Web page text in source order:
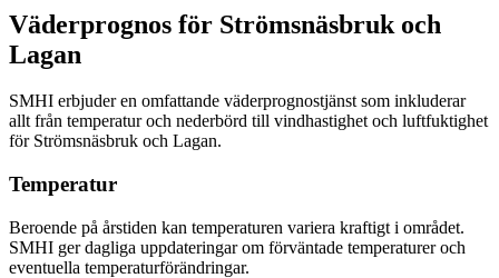
Väderprognos för Strömsnäsbruk och
Lagan
SMHI erbjuder en omfattande väderprognostjänst som inkluderar
allt från temperatur och nederbörd till vindhastighet och luftfuktighet
för Strömsnäsbruk och Lagan.
Temperatur
Beroende på årstiden kan temperaturen variera kraftigt i området.
SMHI ger dagliga uppdateringar om förväntade temperaturer och
eventuella temperaturförändringar.